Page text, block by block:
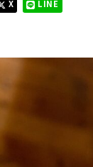
X LINE